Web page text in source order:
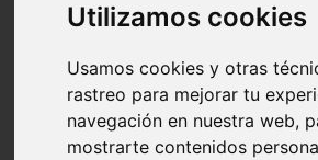
Utilizamos cookies
Usamos cookies y otras
rastreo para mejorar tu
navegación en nuestra web,
mostrarte contenidos
▷ Zona Azul Córdoba 《 Horarios y